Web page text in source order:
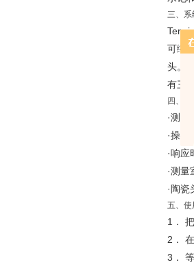
三、系
可缩
头。
有三
四、
·测量
·操作
·响应
·测量
·陶
五、使
1．
2．
3．